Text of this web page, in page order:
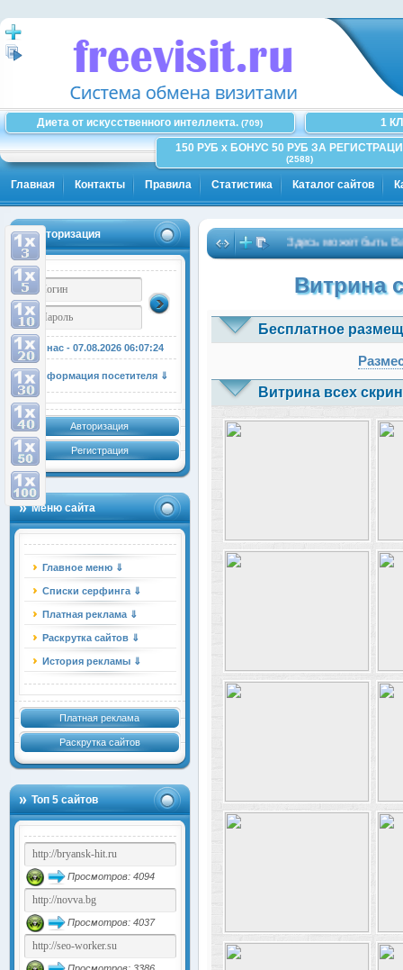
Диета от искусственного интеллекта. (709)
1
150 РУБ x БОНУС 50 РУБ ЗА
(2588)
Главная Контакты Правила Статистика Каталог сайтов
Авторизация
У нас - 07.08.2026 06:07:25
Информация посетителя ⇓
Авторизация
Регистрация
Меню сайта
Главное меню ⇓
Списки серфинга ⇓
Платная реклама ⇓
Раскрутка сайтов ⇓
История рекламы ⇓
Платная реклама
Раскрутка сайтов
Топ 5 сайтов
Просмотров: 4094
Просмотров: 4037
Здесь может быть Ваша
Витрина
Бесплатное
Витрина всех